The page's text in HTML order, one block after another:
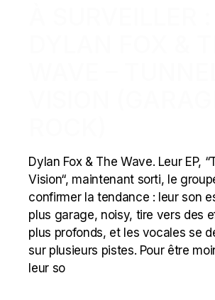
Dylan Fox & The Wave. Leur EP,
Vision“, maintenant sorti, le
confirmer la tendance : leur son
plus garage, noisy, tire vers des
plus profonds, et les vocales se
sur plusieurs pistes. Pour être
leur so